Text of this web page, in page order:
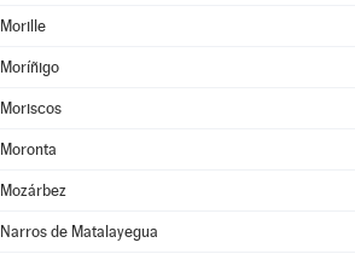
Morille
Moríñigo
Moriscos
Moronta
Mozárbez
Narros de Matalayegua